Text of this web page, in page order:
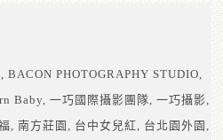
BACON PHOTOGRAPHY STUDIO
Baby 一巧國際攝影團隊 一巧攝影
南方莊園 台中女兒紅
台北園外園